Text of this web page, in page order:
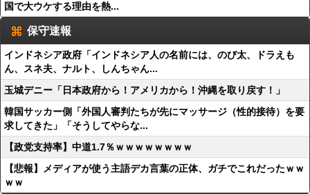
国で大ウケする理由を熱...
保守速報
インドネシア政府「インドネシア人の名前には、のび太、ドラえも
ん、スネ夫、ナルト、しんちゃん...
玉城デニー「日本政府から！アメリカから！沖縄を取り戻す！」
韓国サッカー側「外国人審判たちが先にマッサージ（性的接待）を要
求してきた」「そうしてやらな...
【政党支持率】中道1.7％ｗｗｗｗｗｗｗｗ
【悲報】メディアが使う主語デカ言葉の正体、ガチでこれだったｗｗ
ｗｗ